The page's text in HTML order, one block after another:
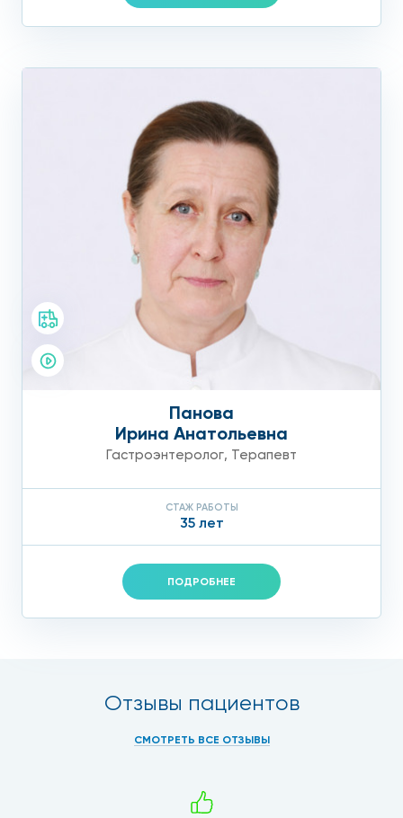
Панова
Ирина Анатольевна
Гастроэнтеролог, Терапевт
СТАЖ РАБОТЫ
35 лет
ПОДРОБНЕЕ
Отзывы пациентов
СМОТРЕТЬ ВСЕ ОТЗЫВЫ